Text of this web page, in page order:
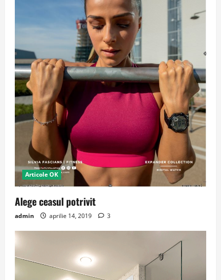
Articole OK
Alege ceasul potrivit
admin aprilie 14, 2019 3